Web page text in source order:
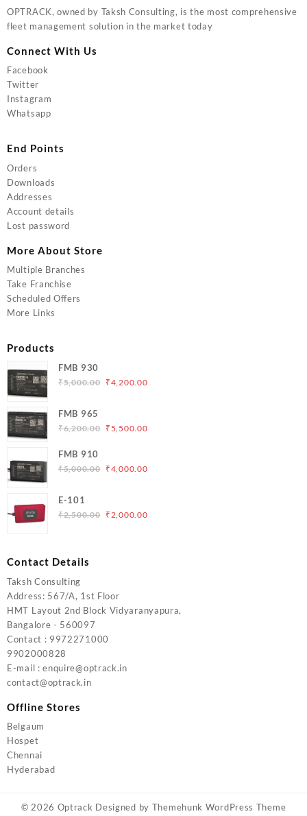
OPTRACK, owned by Taksh Consulting, is the most comprehensive
fleet management solution in the market today
Connect With Us
Facebook
Twitter
Instagram
Whatsapp
End Points
Orders
Downloads
Addresses
Account details
Lost password
More About Store
Multiple Branches
Take Franchise
Scheduled Offers
More Links
Products
FMB 930
₹5,000.00 Original
₹5,000.00.
₹4,200.00Current
FMB 965
₹6,200.00 Original
₹6,200.00.
₹ 5,500.00Current
₹5,500.00.
FMB 910
₹5,000.00 Original
₹5,000.00.
₹4,000.00Current
E-101
₹2,500.00 Original
₹2,000.00Current
Contact Details
Taksh Consulting
Address: 567/A, 1st Floor
HMT Layout 2nd Block Vidyaranyapura,
Bangalore - 560097
Contact : 9972271000
9902000828
E-mail : enquire@optrack.in
contact@optrack.in
Offline Stores
Belgaum
Hospet
Chennai
Hyderabad
© 2026 Optrack Designed by Themehunk WordPress Theme